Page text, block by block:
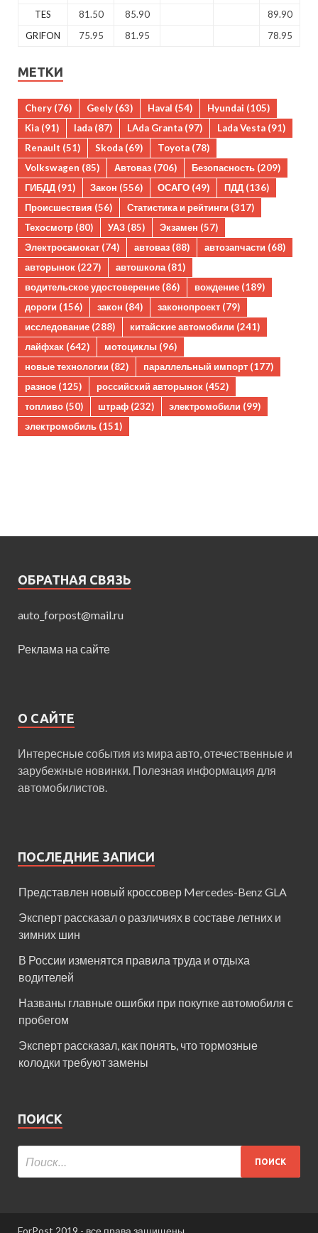
TES
81.50 85.90
89.90
GRIFON
75.95 81.95 78.95
МЕТКИ
Chery (76) Geely (63) Haval (54) Hyundai (105)
Kia (91) lada (87) LAda Granta (97) Lada Vesta (91)
Renault (51) Skoda (69) Toyota (78)
Volkswagen (85) Автоваз (706) Безопасность (209)
ГИБДД (91) Закон (556) ОСАГО (49) ПДД (136)
Происшествия (56) Статистика и рейтинги (317)
Техосмотр (80) УАЗ (85) Экзамен (57)
Электросамокат (74) автоваз (88) автозапчасти (68)
авторынок (227) автошкола(81)
водительское удостоверение (86) вождение (189)
дороги (156) закон (84) законопроект (79)
исследование (288) китайские автомобили (241)
лайфхак (642) мотоциклы (96)
новые технологии (82) параллельный импорт (177)
разное (125) российский авторынок (452)
топливо (50) штраф (232) электромобили (99)
электромобиль (151)
ОБРАТНАЯ СВЯЗЬ
auto_forpost@mail.ru
Реклама на сайте
О САЙТЕ
Интересные события из мира авто, отечественные и
зарубежные новинки. Полезная информация для
автомобилистов.
ПОСЛЕДНИЕ ЗАПИСИ
Представлен новый кроссовер Mercedes-Benz GLA
Эксперт рассказал о различиях в составе летних и
зимних шин
В России изменятся правила труда и отдыха
водителей
Названы главные ошибки при покупке автомобиля с
пробегом
Эксперт рассказал, как понять, что тормозные
колодки требуют замены
ПОИСК